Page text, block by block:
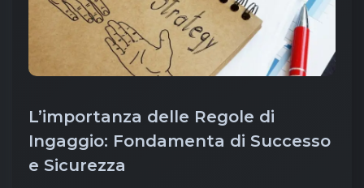
L’importanza delle Regole di
Ingaggio: Fondamenta di Successo
e Sicurezza